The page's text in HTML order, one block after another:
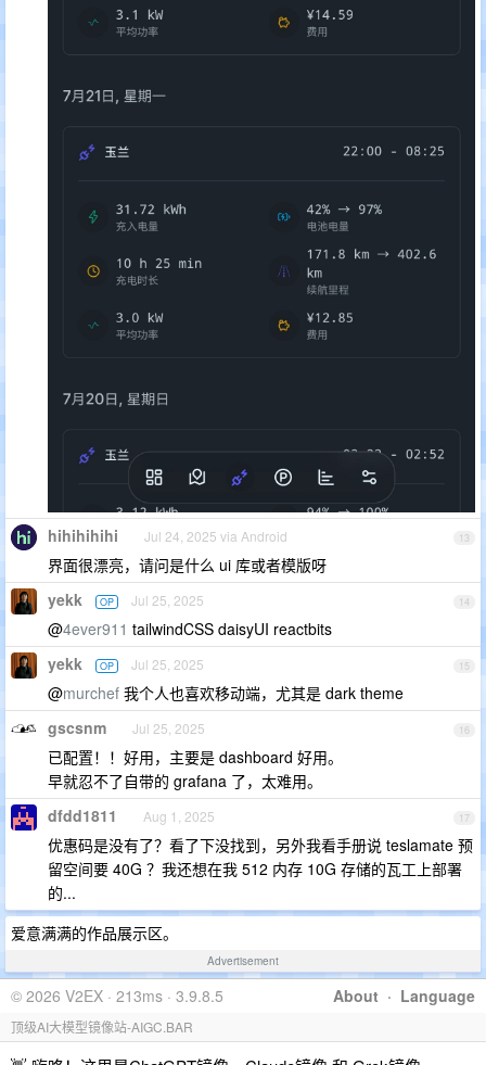
13
hihihihihi Jul 24, 2025 via Android
界面很漂亮，请问是什么 ui 库或者模版呀
14
yekk OP Jul 25, 2025
@4ever911 tailwindCSS daisyUI reactbits
15
yekk OP Jul 25, 2025
@murchef 我个人也喜欢移动端，尤其是 dark theme
16
gscsnm Jul 25, 2025
已配置！！好用，主要是 dashboard 好用。
早就忍不了自带的 grafana 了，太难用。
17
dfdd1811 Aug 1, 2025
优惠码是没有了？看了下没找到，另外我看手册说 teslamate 预
留空间要 40G ？我还想在我 512 内存 10G 存储的瓦工上部署
的...
爱意满满的作品展示区。
Advertisement
About · Language
© 2026 V2EX · 213ms · 3.9.8.5
顶级AI大模型镜像站-AIGC.BAR